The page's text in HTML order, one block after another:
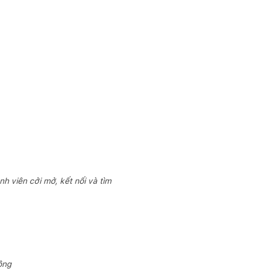
viên cởi mở, kết nối và tìm